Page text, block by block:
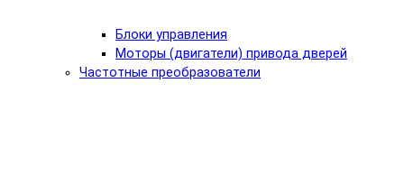
Блоки управления
Моторы (двигатели) привода дверей
Частотные преобразователи